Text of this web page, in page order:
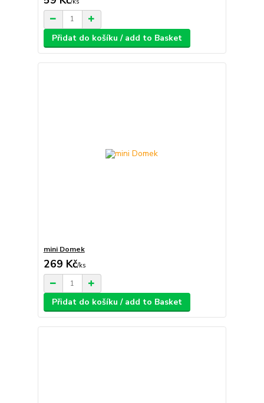
Přidat do košíku / add to Basket
mini Domek
269 Kč/ks
Přidat do košíku / add to Basket